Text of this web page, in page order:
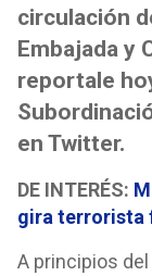
circulación
Embajada y
reportale
en Twitter.
DE INTERÉS:
gira terrorista
A principios